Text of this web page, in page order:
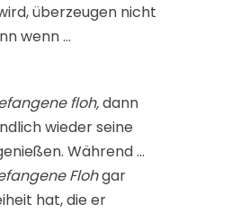
überzeugen nicht
wenn …
floh,dann
wieder seine
Während …
Flohgar
hat, die er